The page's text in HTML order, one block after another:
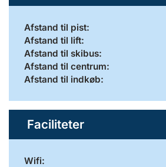
Afstand til pist:
Afstand til lift:
Afstand til skibus:
Afstand til centrum:
Afstand til indkøb:
Faciliteter
Wifi: